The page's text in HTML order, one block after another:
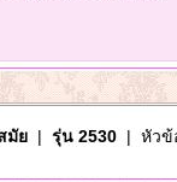
มัย| รุ่น 2530| หัวข้